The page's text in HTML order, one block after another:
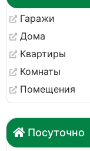
Гаражи
Дома
Квартиры
Комнаты
Помещения
Посуточно